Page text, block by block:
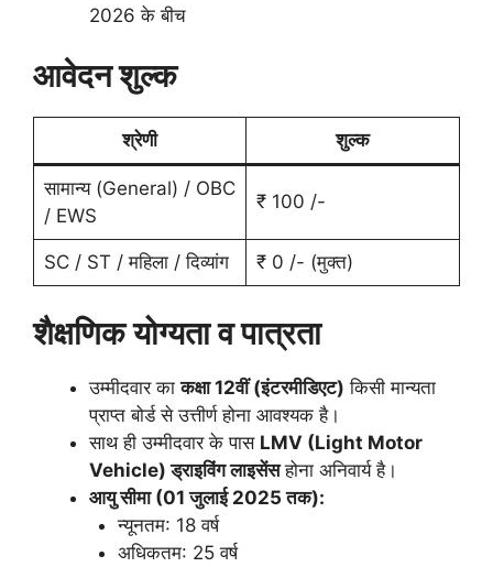
2026 के बीच
आवेदन शुल्क
श्रेणी शुल्क
सामान्य (General) / OBC
/ EWS
₹ 100 /-
SC / ST / महिला / दिव्यांग ₹ 0 /- (मुक्त)
शैक्षणिक योग्यता व पात्रता
उम्मीदवार काकक्षा 12वीं (इंटरमीडिएट) किसी मान्यता
प्राप्त बोर्ड से उत्तीर्ण होना आवश्यक है।
साथ ही उम्मीदवार के पास LMV (Light Motor
Vehicle) ड्राइविंग लाइसेंसहोना अनिवार्य है।
आयु सीमा (01 जुलाई 2025 तक):
न्यूनतम: 18 वर्ष
अधिकतम: 25 वर्ष